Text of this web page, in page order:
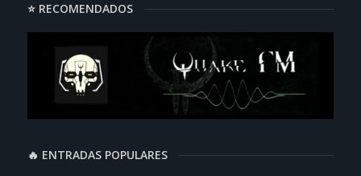
⭐ RECOMENDADOS
🔥 ENTRADAS POPULARES